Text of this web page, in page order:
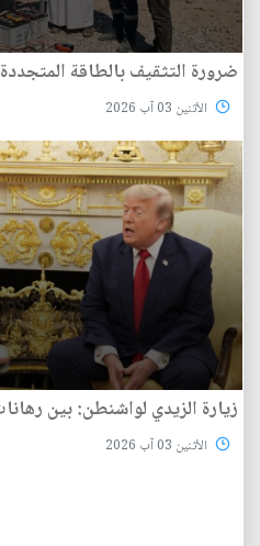
ضرورة التثقيف بالطاقة
الأثنين 03 آب 2026
زيارة الزيدي لواشنطن: بين
الأثنين 03 آب 2026